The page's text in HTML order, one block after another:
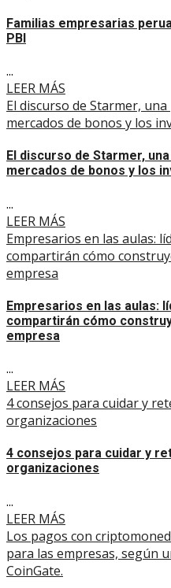
Familias empresarias
PBI
...
LEER MÁS
El discurso de Starmer,
mercados de bonos y los
El discurso de Starmer,
mercados de bonos y los
...
LEER MÁS
Empresarios en las aulas:
compartirán cómo
empresa
Empresarios en las aulas:
compartirán cómo
empresa
...
LEER MÁS
4 consejos para cuidar y
organizaciones
4 consejos para cuidar y
organizaciones
...
LEER MÁS
Los pagos con
para las empresas, según
CoinGate.